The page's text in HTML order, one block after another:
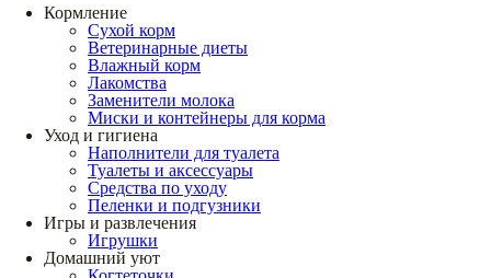
Кормление
Сухой корм
Ветеринарные диеты
Влажный корм
Лакомства
Заменители молока
Миски и контейнеры для корма
Уход и гигиена
Наполнители для туалета
Туалеты и аксессуары
Средства по уходу
Пеленки и подгузники
Игры и развлечения
Игрушки
Домашний уют